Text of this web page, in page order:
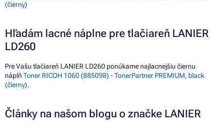
(čierny)
Hľadám lacné náplne pre tlačiareň LANIER
LD260
Pre Vašu tlačiareň LANIER LD260 ponúkame najlacnejšiu čiernu
náplň Toner RICOH 1060 (885098) - TonerPartner PREMIUM, black
(čierny).
Články na našom blogu o značke LANIER